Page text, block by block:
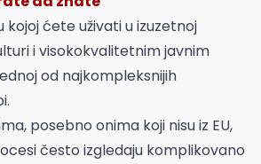
kojoj ćete uživati u izuzetnoj
i visokokvalitetnim javnim
od najkompleksnijih
posebno onima koji nisu iz EU,
često izgledaju komplikovano